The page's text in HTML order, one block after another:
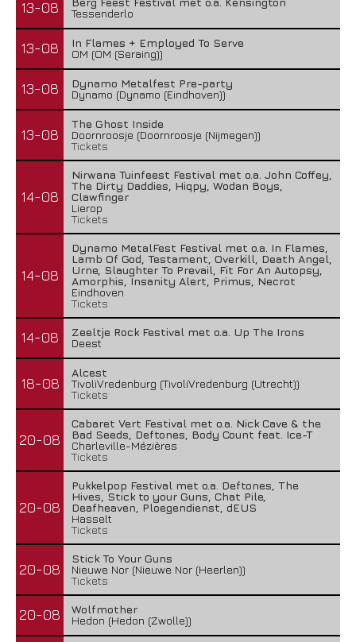
13-08
Tessenderlo
13-08
In Flames + Employed To Serve
OM (OM (Seraing))
13-08
Dynamo Metalfest Pre-party
Dynamo (Dynamo (Eindhoven))
13-08
The Ghost Inside
Doornroosje (Doornroosje (Nijmegen))
Tickets
14-08
Nirwana Tuinfeest Festival met o.a. John Coffey,
The Dirty Daddies, Hiqpy, Wodan Boys,
Clawfinger
Lierop
Tickets
14-08
Dynamo MetalFest Festival met o.a. In Flames,
Lamb Of God, Testament, Overkill, Death Angel,
Urne, Slaughter To Prevail, Fit For An Autopsy,
Amorphis, Insanity Alert, Primus, Necrot
Eindhoven
Tickets
14-08
Zeeltje Rock Festival met o.a. Up The Irons
Deest
18-08
Alcest
TivoliVredenburg (TivoliVredenburg (Utrecht))
Tickets
20-08
Cabaret Vert Festival met o.a. Nick Cave & the
Bad Seeds, Deftones, Body Count feat. Ice-T
Charleville-Mézières
Tickets
20-08
Pukkelpop Festival met o.a. Deftones, The
Hives, Stick to your Guns, Chat Pile,
Deafheaven, Ploegendienst, dEUS
Hasselt
Tickets
20-08
Stick To Your Guns
Nieuwe Nor (Nieuwe Nor (Heerlen))
Tickets
20-08
Wolfmother
Hedon (Hedon (Zwolle))